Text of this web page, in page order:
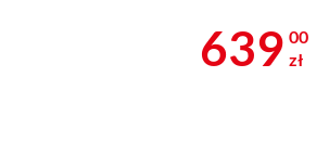
Cena
639 00
zł